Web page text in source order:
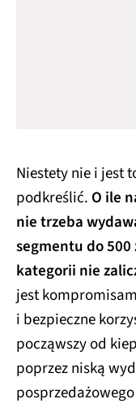
Niestety nie i jest
podkreślić. O ile
nie trzeba
segmentu do
kategorii nie
jest
i bezpieczne
począwszy od
poprzez niską